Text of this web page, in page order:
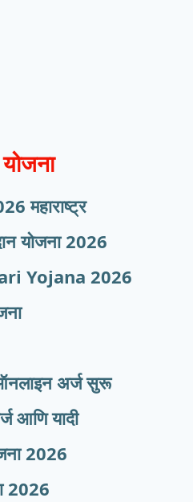
महाराष्ट्र
योजना 2026
Yojana 2026
अर्ज सुरू
आणि यादी
2026
2026